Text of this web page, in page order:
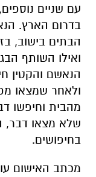
בדרום הארץ.
הבתים בישוב,
ואילו השותף
הנאשם והקטין
ולאחר שמצאו
מהבית וחיפשו
שלא מצאו דבר,
בחיפושים.
מכתב האישום